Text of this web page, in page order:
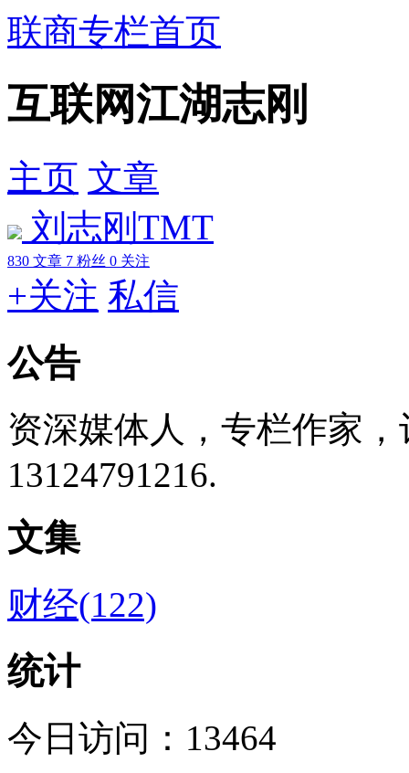
联商专栏首页
互联网江湖志刚
主页 文章
刘志刚TMT
830 文章 7 粉丝 0 关注
+关注 私信
公告
资深媒体人，专栏作家
13124791216.
文集
财经(122)
统计
今日访问：13464